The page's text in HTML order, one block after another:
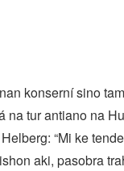
konserní sino
na tur antiano na
“Mi ke
aki, pasobra